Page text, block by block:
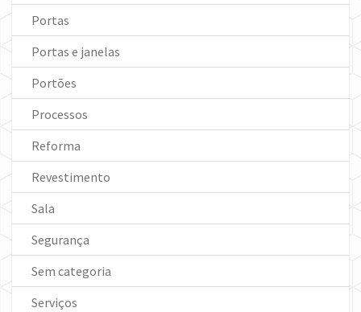
Portas
Portas e janelas
Portões
Processos
Reforma
Revestimento
Sala
Segurança
Sem categoria
Serviços